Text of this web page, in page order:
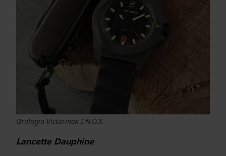
Orologio Victorinox I.N.O.X.
Lancette Dauphine